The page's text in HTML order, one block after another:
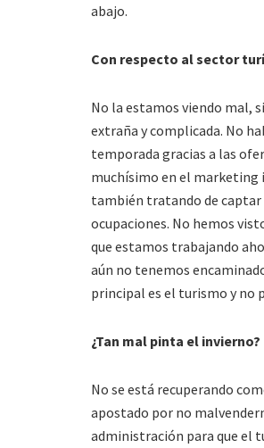
abajo.
Con respecto al sector
No la estamos viendo mal,
extraña y complicada. No
temporada gracias a las
muchísimo en el marketing
también tratando de captar
ocupaciones. No hemos
que estamos trabajando
aún no tenemos
principal es el turismo y no
¿Tan mal pinta el invierno?
No se está recuperando
apostado por no
administración para que el